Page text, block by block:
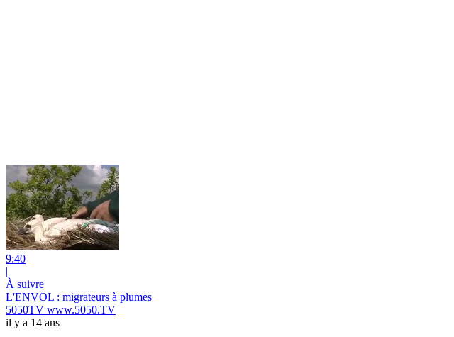
9:40
|
À suivre
L'ENVOL : migrateurs à plumes
5050TV www.5050.TV
il y a 14 ans